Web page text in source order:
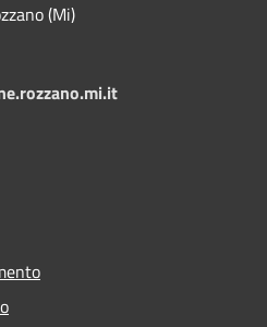
(Mi)